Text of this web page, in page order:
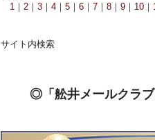
1 ｜ 2 ｜ 3 ｜ 4 ｜ 5 ｜ 6 ｜ 7 ｜ 8 ｜ 9 ｜ 10 ｜
サイト内検索
◎「舩井メールクラ